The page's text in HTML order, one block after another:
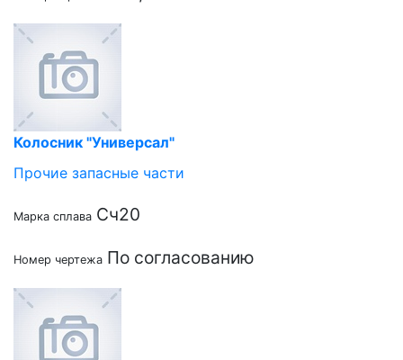
Колосник "Универсал"
Прочие запасные части
Марка сплава Сч20
Номер чертежа По согласованию